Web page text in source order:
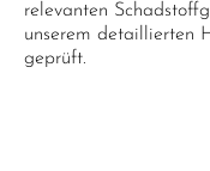
relevanten
unserem detaillierten
geprüft.